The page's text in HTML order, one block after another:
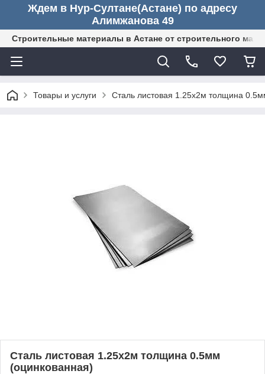
Ждем в Нур-Султане(Астане) по адресу
Алимжанова 49
Строительные материалы в Астане от строительного
Товары и услуги Сталь листовая 1.25x2м толщина
Сталь листовая 1.25x2м толщина 0.5мм
(оцинкованная)